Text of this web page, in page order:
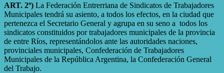
ART. 2º) La Federación Entrerriana de Sindicatos de Trabajadores
Municipales tendrá su asiento, a todos los efectos, en la ciudad que
pertenezca el Secretario General y agrupa en su seno a todos los
sindicatos constituidos por trabajadores municipales de la provincia
de entre Ríos, representándolos ante las autoridades naciones,
provinciales municipales, Confederación de Trabajadores
Municipales de la República Argentina, la Confederación General
del Trabajo.